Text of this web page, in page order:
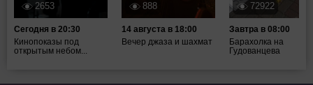
2653
Сегодня в 20:30
Кинопоказы под
открытым небом...
888
14 августа в 18:00
Вечер джаза и шахмат
72922
Завтра в 08:00
Барахолка на
Гудованцева